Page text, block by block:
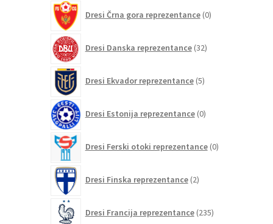
Dresi Črna gora reprezentance 0izdelkov
Dresi Danska reprezentance 32izdelkov
Dresi Ekvador reprezentance 5izdelkov
Dresi Estonija reprezentance 0izdelkov
Dresi Ferski otoki reprezentance 0izdelkov
Dresi Finska reprezentance 2izdelka
Dresi Francija reprezentance 235izdelkov